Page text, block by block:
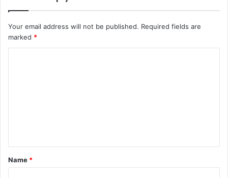
Your email address will not be published. Required fields are
marked *
t
*
Name *